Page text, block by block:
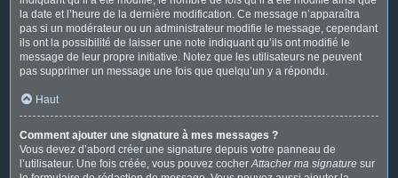
la date et l’heure de la dernière modification. Ce message n’apparaîtra
pas si un modérateur ou un administrateur modifie le message, cependant
ils ont la possibilité de laisser une note indiquant qu’ils ont modifié le
message de leur propre initiative. Notez que les utilisateurs ne peuvent
pas supprimer un message une fois que quelqu’un y a répondu.
Haut
Comment ajouter une signature à mes messages ?
Vous devez d’abord créer une signature depuis votre panneau de
l’utilisateur. Une fois créée, vous pouvez cocherAttacher ma signature sur